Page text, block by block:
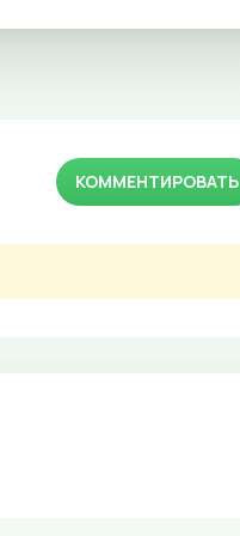
КОММЕНТИРОВАТЬ